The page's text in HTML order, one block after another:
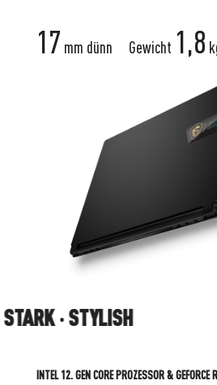
17 mm dünn Gewicht 1,8
STYLISH
INTEL 12. GEN CORE PROZESSOR & GEFORCE